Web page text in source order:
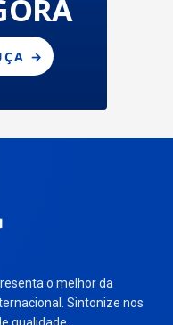
o melhor da
Sintonize nos